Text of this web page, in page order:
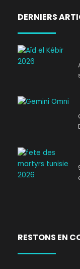
DERNIERS
RESTONS EN